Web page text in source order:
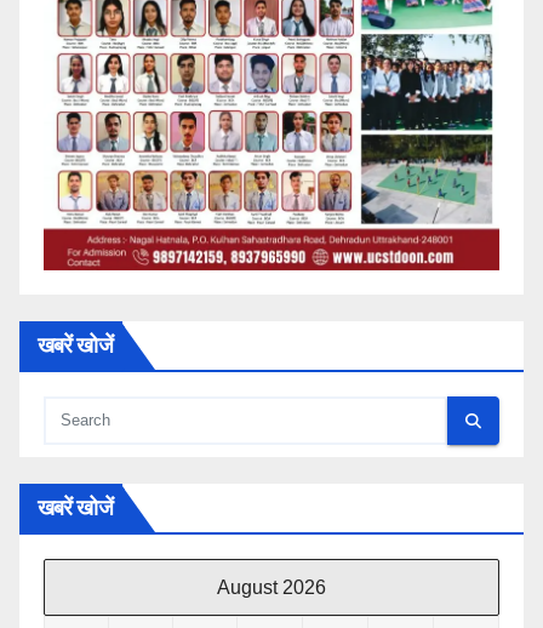
खबरें खोजें
खबरें खोजें
August 2026